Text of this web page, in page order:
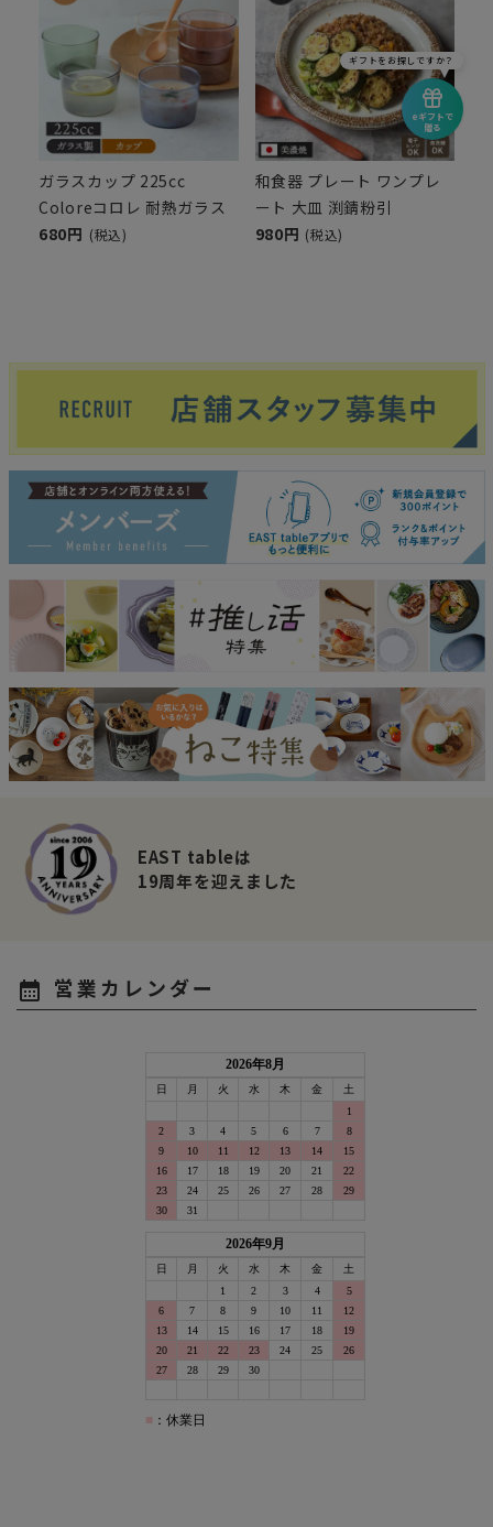
ガラスカップ 225cc
Coloreコロレ 耐熱ガラス
680円 (税込)
和食器 プレート ワンプレ
ート 大皿 渕錆粉引
980円 (税込)
EAST tableは
19周年を迎えました
calendar_month 営業カレンダー
eギフトで
贈る
ギフトをお探しですか？